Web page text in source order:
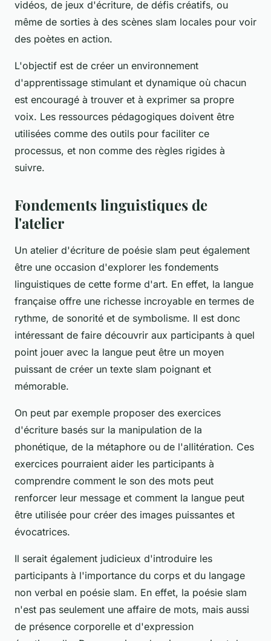
vidéos, de jeux d'écriture, de défis créatifs, ou
même de sorties à des scènes slam locales pour voir
des poètes en action.
L'objectif est de créer un environnement
d'apprentissage stimulant et dynamique où chacun
est encouragé à trouver et à exprimer sa propre
voix. Les ressources pédagogiques doivent être
utilisées comme des outils pour faciliter ce
processus, et non comme des règles rigides à
suivre.
Fondements linguistiques de
l'atelier
Un atelier d'écriture de poésie slam peut également
être une occasion d'explorer les fondements
linguistiques de cette forme d'art. En effet, la langue
française offre une richesse incroyable en termes de
rythme, de sonorité et de symbolisme. Il est donc
intéressant de faire découvrir aux participants à quel
point jouer avec la langue peut être un moyen
puissant de créer un texte slam poignant et
mémorable.
On peut par exemple proposer des exercices
d'écriture basés sur la manipulation de la
phonétique, de la métaphore ou de l'allitération. Ces
exercices pourraient aider les participants à
comprendre comment le son des mots peut
renforcer leur message et comment la langue peut
être utilisée pour créer des images puissantes et
évocatrices.
Il serait également judicieux d'introduire les
participants à l'importance du corps et du langage
non verbal en poésie slam. En effet, la poésie slam
n'est pas seulement une affaire de mots, mais aussi
de présence corporelle et d'expression